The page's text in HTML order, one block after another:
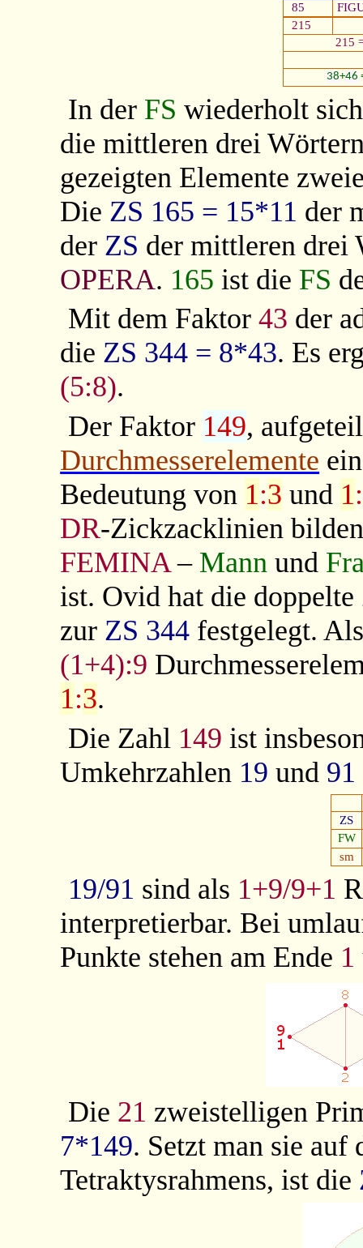
85
215
215
38+46
In der FS wiederholt
die mittleren drei
gezeigten Elemente
Die ZS 165 = 15*11 der
der ZS der mittleren drei
OPERA. 165 ist die FS
Mit dem Faktor 43 der
die ZS 344 = 8*43. Es
(5:8).
Der Faktor 149,
Durchmesserelemente
Bedeutung von 1:3 und 1:
DR-Zickzacklinien
FEMINA– Mann und
ist. Ovid hat die doppelte
zur ZS 344 festgelegt.
(1+4):9
1:3.
Die Zahl 149 ist
Umkehrzahlen 19 und 91
ZS
FW
sm
19/91 sind als 1+9/9+1
interpretierbar. Bei
Punkte stehen am Ende 1
Die 21 zweistelligen
7*149. Setzt man sie auf
Tetraktysrahmens, ist die